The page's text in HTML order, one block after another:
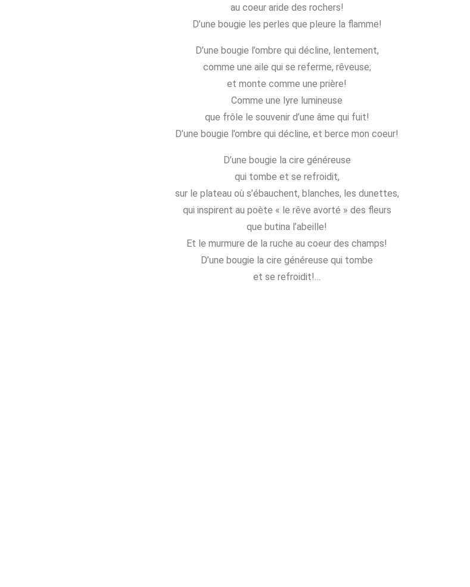
au coeur aride des rochers!
D’une bougie les perles que pleure la flamme!
D’une bougie l’ombre qui décline, lentement,
comme une aile qui se referme, rêveuse;
et monte comme une prière!
Comme une lyre lumineuse
que frôle le souvenir d’une âme qui fuit!
D’une bougie l’ombre qui décline, et berce mon coeur!
D’une bougie la cire généreuse
qui tombe et se refroidit,
sur le plateau où s’ébauchent, blanches, les dunettes,
qui inspirent au poète « le rêve avorté » des fleurs
que butina l’abeille!
Et le murmure de la ruche au coeur des champs!
D’une bougie la cire généreuse qui tombe
et se refroidit!…